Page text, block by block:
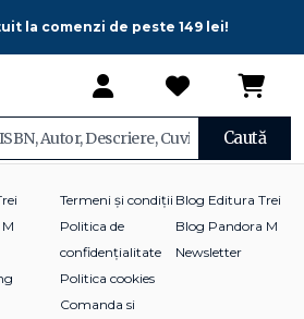
la comenzi de peste 149 lei!
Caută
Termeni și condiții
Politica de
confidențialitate
Politica cookies
Comanda si
Blog Editura Trei
Blog Pandora M
Newsletter